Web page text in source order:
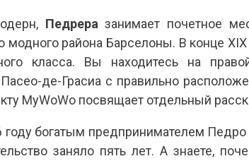
Педрера занимает почетное
модного района Барселоны. В конце
класса. Вы находитесь на
Пасео-де-Грасиа с правильно
MyWoWo посвящает отдельный
богатым предпринимателем
заняло пять лет. А знаете,